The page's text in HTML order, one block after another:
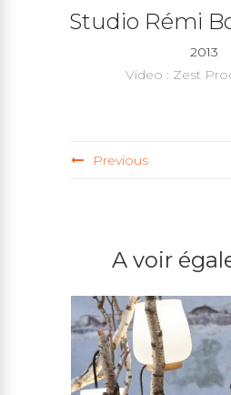
Studio Rémi
2013
Video : Zest
Previous
A voir
LAMP